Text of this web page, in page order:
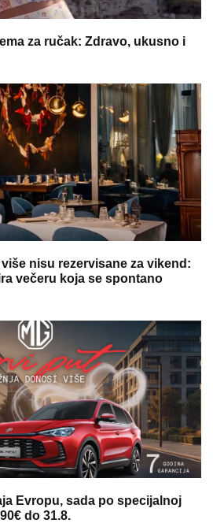
za ručak: Zdravo, ukusno i
nisu rezervisane za vikend:
večeru koja se spontano
Evropu, sada po specijalnoj
do 31.8.